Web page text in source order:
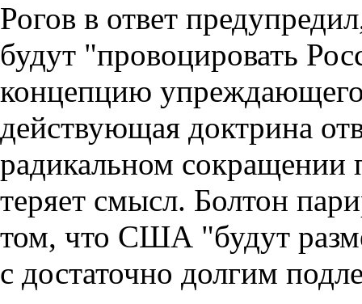
Рогов в ответ
будут "провоцировать
концепцию
действующая доктрина
радикальном сокращении
теряет смысл. Болтон
том, что США "будут
с достаточно долгим